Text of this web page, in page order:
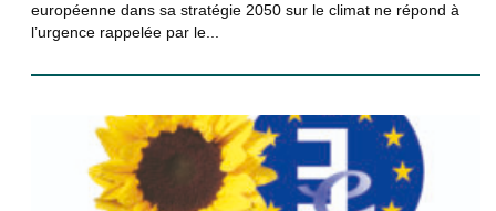
européenne dans sa stratégie 2050 sur le climat ne répond à
l’urgence rappelée par le...